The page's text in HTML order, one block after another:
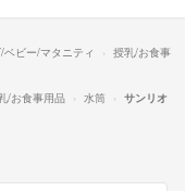
ベビー/マタニティ
授乳/お食事
/お食事用品 水筒
サンリオ